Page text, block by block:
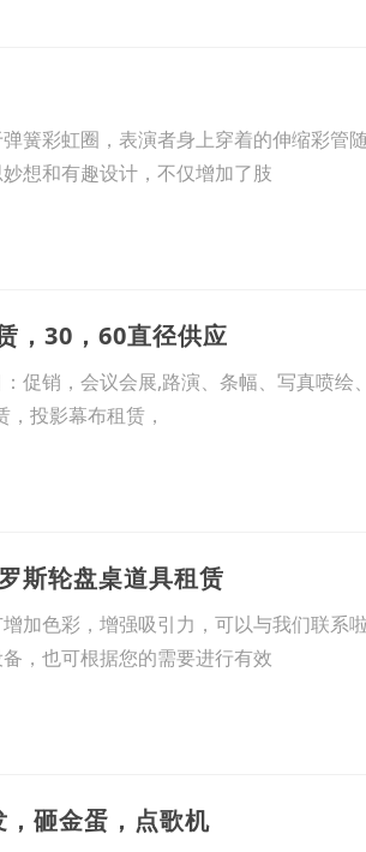
簧彩虹圈，表演者身上穿着的伸缩彩管
想和有趣设计，不仅增加了肢
，30，60直径供应
促销，会议会展,路演、条幅、写真喷
投影幕布租赁，
斯轮盘桌道具租赁
加色彩，增强吸引力，可以与我们联系
，也可根据您的需要进行有效
砸金蛋，点歌机